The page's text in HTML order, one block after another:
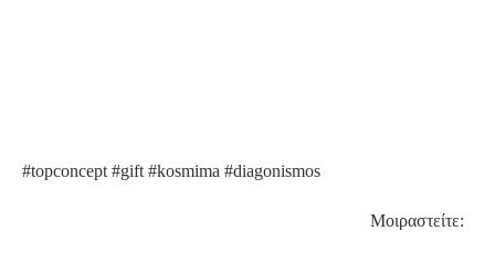
#topconcept #gift #kosmima #diagonismos
Μοιραστείτε: